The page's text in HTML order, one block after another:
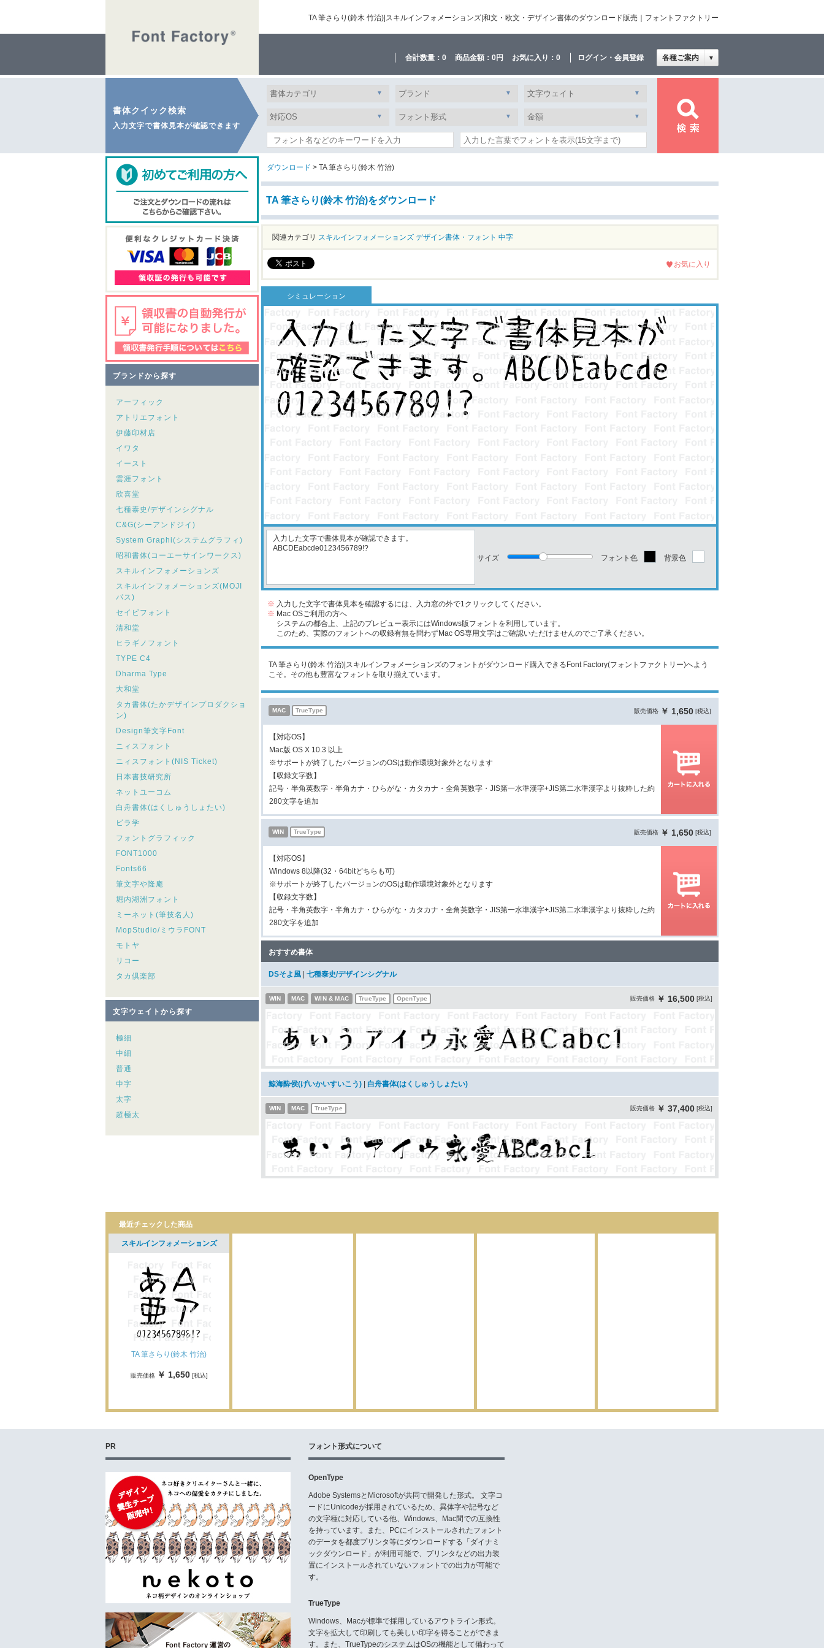
TA 筆さらり(鈴木 竹治)|スキルインフォメーションズ|和文・欧文・デザイン書体のダウンロード販売｜フォントファクトリー
合計数量： 0 商品金額： 0円 お気に入り： 0 ログイン・会員登録 各種ご案内 ▼
書体クイック検索
入力文字で書体見本が確認できます
ブランドから探す
アーフィック
アトリエフォント
伊藤印材店
イワタ
イースト
雲涯フォント
欣喜堂
七種泰史/デザインシグナル
C&G(シーアンドジイ)
System Graphi(システムグラフィ)
昭和書体(コーエーサインワークス)
スキルインフォメーションズ
スキルインフォメーションズ(MOJI
パス)
セイビフォント
清和堂
ヒラギノフォント
TYPE C4
Dharma Type
大和堂
タカ書体(たかデザインプロダクショ
ン)
Design筆文字Font
ニィスフォント
ニィスフォント(NIS Ticket)
日本書技研究所
ネットユーコム
白舟書体(はくしゅうしょたい)
ビラ学
フォントグラフィック
FONT1000
Fonts66
筆文字や隆庵
堀内湖洲フォント
ミーネット(筆技名人)
MopStudio/ミウラFONT
モトヤ
リコー
タカ倶楽部
文字ウェイトから探す
極細
中細
普通
中字
太字
超極太
ダウンロード > TA 筆さらり(鈴木 竹治)
TA 筆さらり(鈴木 竹治)をダウンロード
関連カテゴリ スキルインフォメーションズ デザイン書体・フォント 中字
お気に入り
シミュレーション
サイズ フォント色 背景色
※ 入力した文字で書体見本を確認するには、入力窓の外で1クリックしてください。
※ Mac OSご利用の方へ
システムの都合上、上記のプレビュー表示にはWindows版フォントを利用しています。
このため、実際のフォントへの収録有無を問わずMac OS専用文字はご確認いただけませんのでご了承ください。
TA 筆さらり(鈴木 竹治)|スキルインフォメーションズのフォントがダウンロード購入できるFont Factory(フォントファクトリー)へよう
こそ。その他も豊富なフォントを取り揃えています。
MAC TrueType 販売価格 ￥ 1,650 [税込]
【対応OS】
Mac版 OS X 10.3 以上
※サポートが終了したバージョンのOSは動作環境対象外となります
【収録文字数】
記号・半角英数字・半角カナ・ひらがな・カタカナ・全角英数字・JIS第一水準漢字+JIS第二水準漢字より抜粋した約
280文字を追加
WIN TrueType 販売価格 ￥ 1,650 [税込]
【対応OS】
Windows 8以降(32・64bitどちらも可)
※サポートが終了したバージョンのOSは動作環境対象外となります
【収録文字数】
記号・半角英数字・半角カナ・ひらがな・カタカナ・全角英数字・JIS第一水準漢字+JIS第二水準漢字より抜粋した約
280文字を追加
おすすめ書体
DSそよ風 七種泰史/デザインシグナル
販売価格 ￥ 16,500 [税込]
WIN MAC WIN & MAC TrueType OpenType
鯨海酔侯(げいかいすいこう) 白舟書体(はくしゅうしょたい)
販売価格 ￥ 37,400 [税込]
WIN MAC TrueType
最近チェックした商品
スキルインフォメーションズ
TA 筆さらり(鈴木 竹治)
販売価格 ￥ 1,650[税込]
PR フォント形式について
OpenType
Adobe SystemsとMicrosoftが共同で開発した形式。 文字コ
ードにUnicodeが採用されているため、異体字や記号など
の文字種に対応している他、Windows、Mac間での互換性
を持っています。また、PCにインストールされたフォント
のデータを都度プリンタ等にダウンロードする「ダイナミ
ックダウンロード」が利用可能で、プリンタなどの出力装
置にインストールされていないフォントでの出力が可能で
す。
TrueType
Windows、Macが標準で採用しているアウトライン形式。
文字を拡大して印刷しても美しい印字を得ることができま
す。また、TrueTypeのシステムはOSの機能として備わって